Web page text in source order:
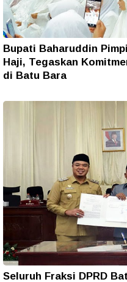
Bupati Baharuddin
Haji, Tegaskan
di Batu Bara
Seluruh Fraksi DPRD